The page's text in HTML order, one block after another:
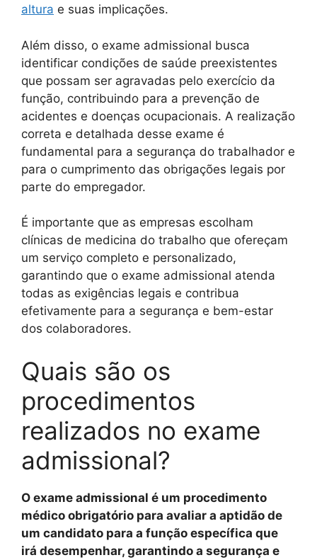
altura e suas implicações.
Além disso, o exame admissional busca
identificar condições de saúde preexistentes
que possam ser agravadas pelo exercício da
função, contribuindo para a prevenção de
acidentes e doenças ocupacionais. A realização
correta e detalhada desse exame é
fundamental para a segurança do trabalhador e
para o cumprimento das obrigações legais por
parte do empregador.
É importante que as empresas escolham
clínicas de medicina do trabalho que ofereçam
um serviço completo e personalizado,
garantindo que o exame admissional atenda
todas as exigências legais e contribua
efetivamente para a segurança e bem-estar
dos colaboradores.
Quais são os
procedimentos
realizados no exame
admissional?
O exame admissional é um procedimento
médico obrigatório para avaliar a aptidão de
um candidato para a função específica que
irá desempenhar, garantindo a segurança e